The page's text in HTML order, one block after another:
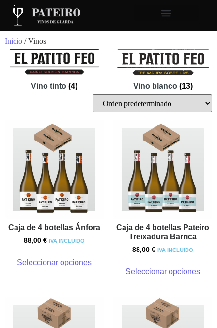
Inicio / Vinos
Vino tinto (4) Vino blanco (13)
Caja de 4 botellas Ánfora
88,00 € IVA INCLUIDO
Seleccionar opciones
Caja de 4 botellas Pateiro
Treixadura Barrica
88,00 € IVA INCLUIDO
Seleccionar opciones